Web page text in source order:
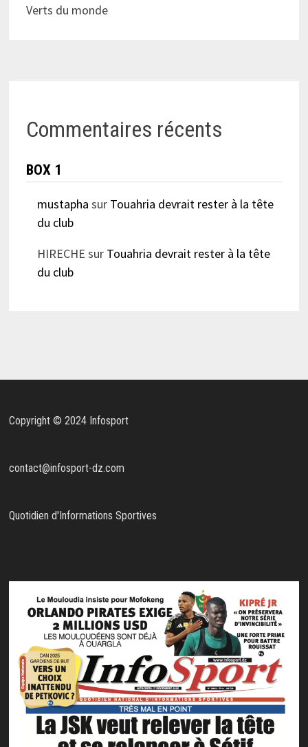
Verts du monde
Commentaires récents
BOX 1
mustapha sur Touahria devrait rester à la tête
du club
HIRECHE sur Touahria devrait rester à la tête
du club
Copyright © 2024 Infosport
contact@infosport-dz.com
Quotidien d'Informations Sportives